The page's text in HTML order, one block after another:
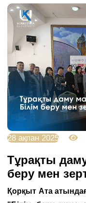
28 ақпан 2025
Тұрақты
беру мен
Қорқыт Ата